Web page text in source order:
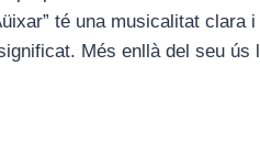
té una musicalitat clara
Més enllà del seu ús